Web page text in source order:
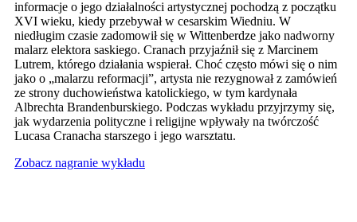
informacje o jego działalności artystycznej pochodzą z początku
XVI wieku, kiedy przebywał w cesarskim Wiedniu. W
niedługim czasie zadomowił się w Wittenberdze jako nadworny
malarz elektora saskiego. Cranach przyjaźnił się z Marcinem
Lutrem, którego działania wspierał. Choć często mówi się o nim
jako o „malarzu reformacji”, artysta nie rezygnował z zamówień
ze strony duchowieństwa katolickiego, w tym kardynała
Albrechta Brandenburskiego. Podczas wykładu przyjrzymy się,
jak wydarzenia polityczne i religijne wpływały na twórczość
Lucasa Cranacha starszego i jego warsztatu.
Zobacz nagranie wykładu